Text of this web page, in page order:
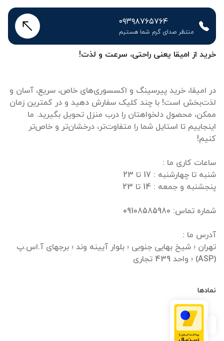
خرید از امیقا یعنی راحتی، سرعت و لذت!
در امیقا، خرید پیرسینگ و اکسسوری‌های خاص، سریع، آسان و
لذت‌بخش است! با چند کلیک سفارش دهید و در کمترین زمان
ممکن، محصول دلخواهتان را درب منزل تحویل بگیرید. ما
اینجاییم تا استایل شما را متفاوت‌تر، درخشان‌تر و خاص‌تر
تهران ؛ شیخ بهایی جنوبی ؛ بلوار آیینه وند ؛ برجهای آ.اس.پ
(ASP) ؛ واحد 439 تجاری
نمادها
۰۹۳۹۸۷۶۵۷۶۴
منتظر صدای گرم شما هستیم